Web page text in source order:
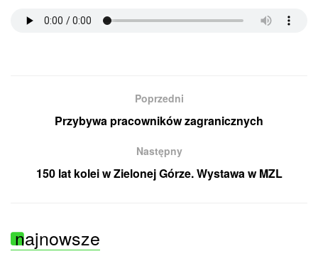
Poprzedni
Przybywa pracowników zagranicznych
Następny
150 lat kolei w Zielonej Górze. Wystawa w MZL
najnowsze